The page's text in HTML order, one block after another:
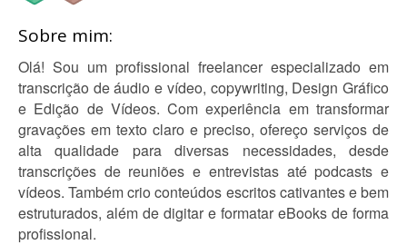
Sobre mim:
Olá! Sou um profissional freelancer especializado em
transcrição de áudio e vídeo, copywriting, Design Gráfico
e Edição de Vídeos. Com experiência em transformar
gravações em texto claro e preciso, ofereço serviços de
alta qualidade para diversas necessidades, desde
transcrições de reuniões e entrevistas até podcasts e
vídeos. Também crio conteúdos escritos cativantes e bem
estruturados, além de digitar e formatar eBooks de forma
profissional.